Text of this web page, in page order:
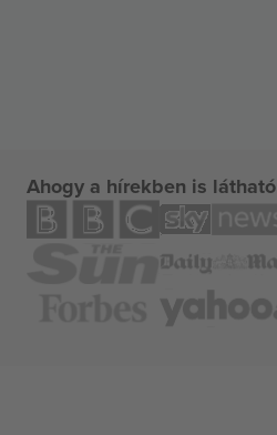
Ahogy a hírekben is látható